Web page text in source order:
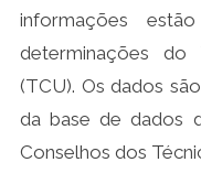
informações
determinações do
(TCU). Os dados
da base de dados
Conselhos dos